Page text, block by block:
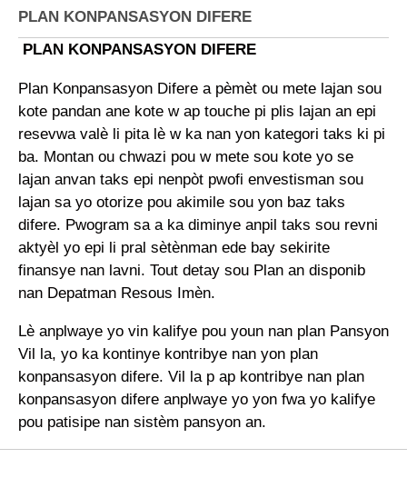
PLAN KONPANSASYON DIFERE
PLAN KONPANSASYON DIFERE
Plan Konpansasyon Difere a pèmèt ou mete lajan sou
kote pandan ane kote w ap touche pi plis lajan an epi
resevwa valè li pita lè w ka nan yon kategori taks ki pi
ba. Montan ou chwazi pou w mete sou kote yo se
lajan anvan taks epi nenpòt pwofi envestisman sou
lajan sa yo otorize pou akimile sou yon baz taks
difere. Pwogram sa a ka diminye anpil taks sou revni
aktyèl yo epi li pral sètènman ede bay sekirite
finansye nan lavni. Tout detay sou Plan an disponib
nan Depatman Resous Imèn.
Lè anplwaye yo vin kalifye pou youn nan plan Pansyon
Vil la, yo ka kontinye kontribye nan yon plan
konpansasyon difere. Vil la p ap kontribye nan plan
konpansasyon difere anplwaye yo yon fwa yo kalifye
pou patisipe nan sistèm pansyon an.